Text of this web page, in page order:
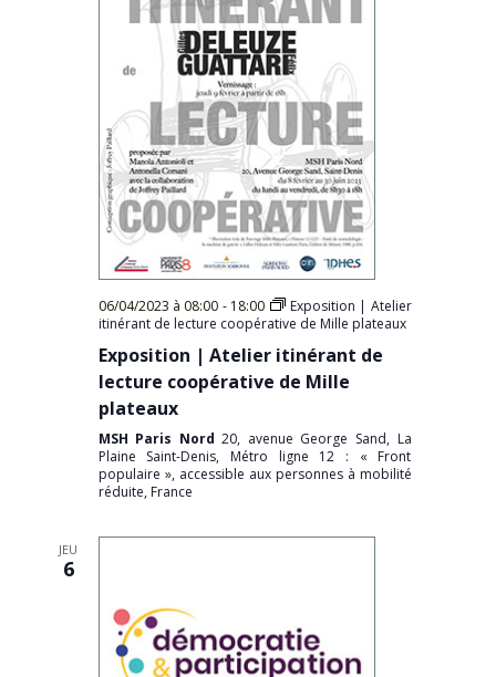
06/04/2023 à 08:00 - 18:00
Exposition | Atelier
itinérant de lecture coopérative de Mille plateaux
Exposition | Atelier itinérant de
lecture coopérative de Mille
plateaux
MSH Paris Nord20, avenue George Sand, La
Plaine Saint-Denis, Métro ligne 12 : « Front
populaire », accessible aux personnes à mobilité
réduite, France
JEU
6